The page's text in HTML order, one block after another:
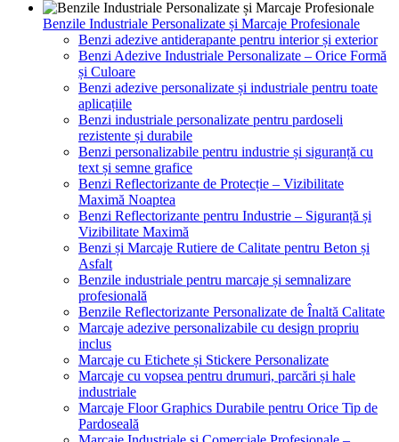
Benzile Industriale Personalizate și Marcaje Profesionale
Benzi adezive antiderapante pentru interior și exterior
Benzi Adezive Industriale Personalizate – Orice Formă
și Culoare
Benzi adezive personalizate și industriale pentru toate
aplicațiile
Benzi industriale personalizate pentru pardoseli
rezistente și durabile
Benzi personalizabile pentru industrie și siguranță cu
text și semne grafice
Benzi Reflectorizante de Protecție – Vizibilitate
Maximă Noaptea
Benzi Reflectorizante pentru Industrie – Siguranță și
Vizibilitate Maximă
Benzi și Marcaje Rutiere de Calitate pentru Beton și
Asfalt
Benzile industriale pentru marcaje și semnalizare
profesională
Benzile Reflectorizante Personalizate de Înaltă Calitate
Marcaje adezive personalizabile cu design propriu
inclus
Marcaje cu Etichete și Stickere Personalizate
Marcaje cu vopsea pentru drumuri, parcări și hale
industriale
Marcaje Floor Graphics Durabile pentru Orice Tip de
Pardoseală